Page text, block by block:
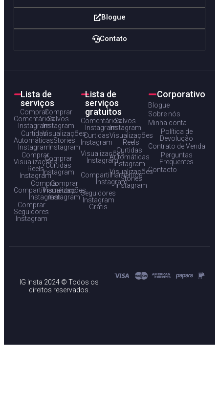
Blogue
Contato
Lista de
serviços
Comprar
Comentários
Instagram
Comprar
Salvos
Instagram
Curtidas
Automáticas
Instagram
Visualizações
Stories
Instagram
Comprar
Visualizações
Reels
Instagram
Comprar
Curtidas
Instagram
Comprar
Compartilhamentos
Instagram
Comprar
Visualizações
Instagram
Comprar
Seguidores
Instagram
Lista de
serviços
gratuitos
Comentários
Instagram
Salvos
Instagram
Curtidas
Instagram
Visualizações
Reels
Visualizações
Instagram
Curtidas
Automáticas
Instagram
Compartilhamentos
Instagram
Visualizações
Stories
Instagram
Seguidores
Instagram
Grátis
Corporativo
Blogue
Sobre nós
Minha conta
Política de
Devolução
Contrato de Venda
Perguntas
Frequentes
Contacto
IG Insta 2024 © Todos os
direitos reservados.